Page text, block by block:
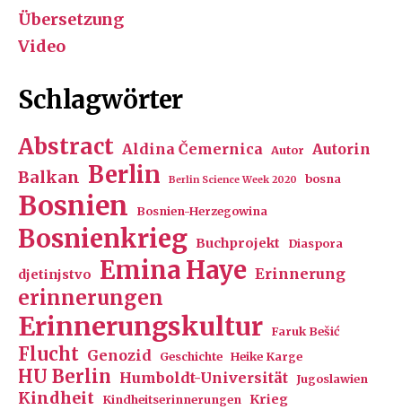
Übersetzung
Video
Schlagwörter
Abstract Aldina Čemernica Autor Autorin
Balkan Berlin Berlin Science Week 2020 bosna
Bosnien Bosnien-Herzegowina
Bosnienkrieg Buchprojekt Diaspora
djetinjstvo Emina Haye Erinnerung
erinnerungen
Erinnerungskultur Faruk Bešić
Flucht Genozid Geschichte Heike Karge
HU Berlin Humboldt-Universität Jugoslawien
Kindheit Kindheitserinnerungen
Krieg